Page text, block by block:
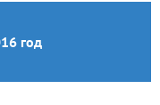
год